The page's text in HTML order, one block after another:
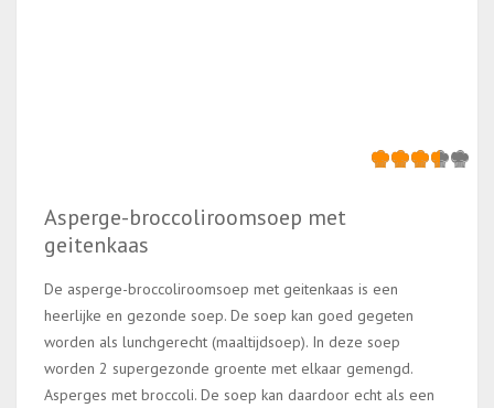
Asperge-broccoliroomsoep met
geitenkaas
De asperge-broccoliroomsoep met geitenkaas is een
heerlijke en gezonde soep. De soep kan goed gegeten
worden als lunchgerecht (maaltijdsoep). In deze soep
worden 2 supergezonde groente met elkaar gemengd.
Asperges met broccoli. De soep kan daardoor echt als een